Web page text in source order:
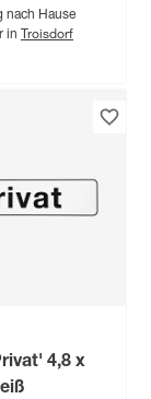
nach Hause
in Troisdorf
4,8 x